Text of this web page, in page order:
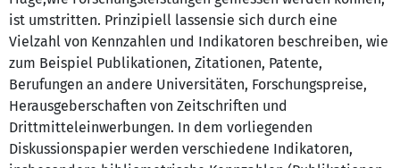
ist umstritten. Prinzipiell lassensie sich durch eine
Vielzahl von Kennzahlen und Indikatoren beschreiben, wie
zum Beispiel Publikationen, Zitationen, Patente,
Berufungen an andere Universitäten, Forschungspreise,
Herausgeberschaften von Zeitschriften und
Drittmitteleinwerbungen. In dem vorliegenden
Diskussionspapier werden verschiedene Indikatoren,